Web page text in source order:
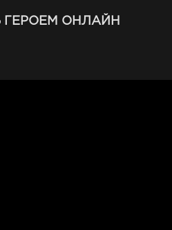
ГЕРОЕМ ОНЛАЙН